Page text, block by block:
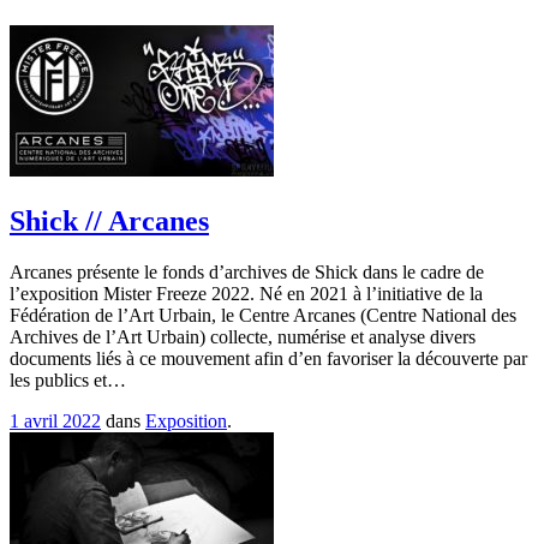
Shick // Arcanes
Arcanes présente le fonds d’archives de Shick dans le cadre de
l’exposition Mister Freeze 2022. Né en 2021 à l’initiative de la
Fédération de l’Art Urbain, le Centre Arcanes (Centre National des
Archives de l’Art Urbain) collecte, numérise et analyse divers
documents liés à ce mouvement afin d’en favoriser la découverte par
les publics et…
1 avril 2022 dans Exposition.